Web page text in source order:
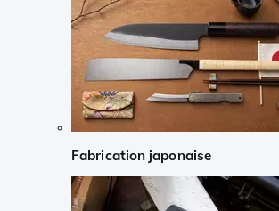
Fabrication japonaise